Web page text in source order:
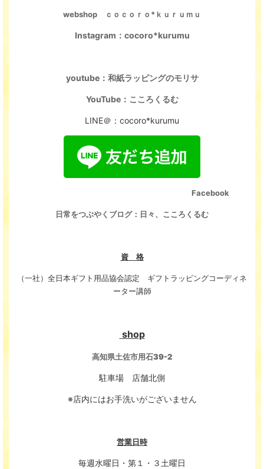
webshop ｃｏｃｏｒｏ*ｋｕｒｕｍｕ
Instagram：cocoro*kurumu
youtube：和紙ラッピングのモリサ
YouTube：こころくるむ
LINE＠：cocoro*kurumu
Facebook
日常をつぶやくブログ：日々、こころくるむ
資 格
（一社）全日本ギフト用品協会認定 ギフトラッピングコーディネ
ーター講師
shop
高知県土佐市用石39-2
駐車場 店舗北側
※店内にはお手洗いがございません
営業日時
毎週水曜日・第１・３土曜日